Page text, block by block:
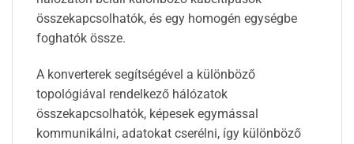
összekapcsolhatók, és egy homogén egységbe
foghatók össze.
A konverterek segítségével a különböző
topológiával rendelkező hálózatok
összekapcsolhatók, képesek egymással
kommunikálni, adatokat cserélni, így különböző